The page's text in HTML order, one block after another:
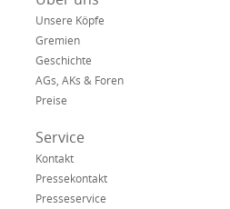
ems.de
Unsere Köpfe
Gremien
Geschichte
AGs, AKs & Foren
Preise
Service
Kontakt
Pressekontakt
Presseservice